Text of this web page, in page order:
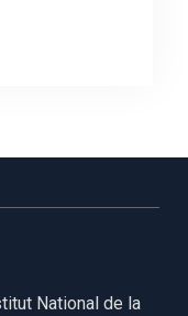
National de la